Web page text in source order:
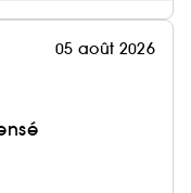
05 août 2026